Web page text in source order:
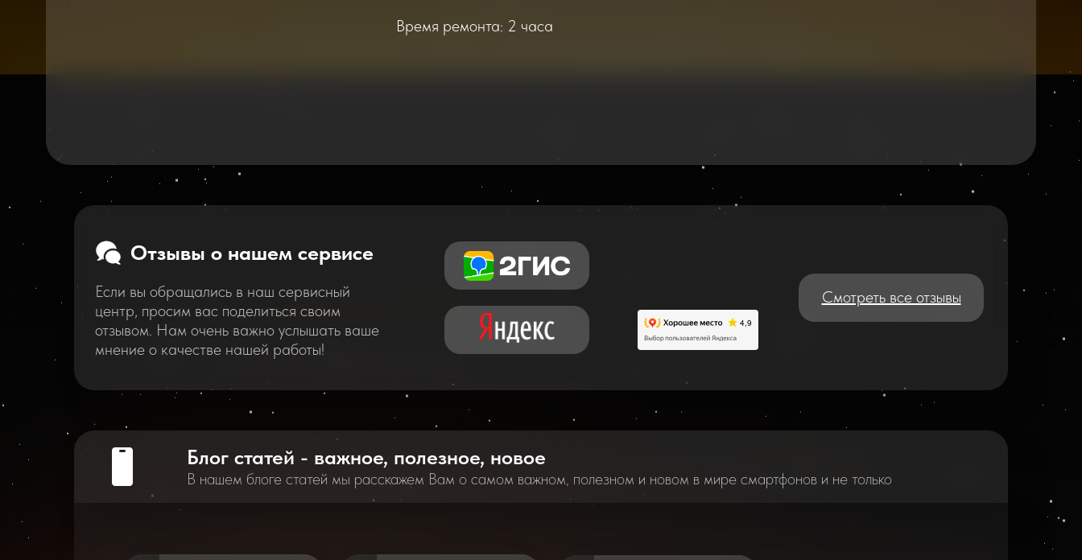
Время ремонта: 2 часа
Если вы обращались в наш сервисный
центр, просим вас поделиться своим
отзывом. Нам очень важно услышать ваше
мнение о качестве нашей работы!
Отзывы о нашем сервисе
Смотреть все отзывы
2025-
Блог статей - важное, полезное, новое
В нашем блоге статей мы расскажем Вам о самом важном, полезном и новом в мире смартфонов и не только